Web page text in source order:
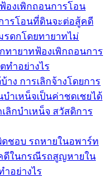
องเพิกถอนการโอน
ารโอนที่ดินจะต่อสู้คดี
รดกโดยทายาทไม่
ทายาทฟ้องเพิกถอนการ
ทำอย่างไร
าง การเลิกจ้างโดยการ
ำเหน็จเป็นค่าชดเชยได้
ลิกบำเหน็จ สวัสดิการ
ชอบ รถหายในอพาร์ท
ดีในกรณีรถสูญหายใน
อย่างไร